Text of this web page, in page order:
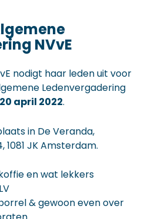
NVvE
nodigt haar leden uit voor
Ledenvergadering
april 2022.
in De Veranda,
JK Amsterdam.
en wat lekkers
& gewoon even over